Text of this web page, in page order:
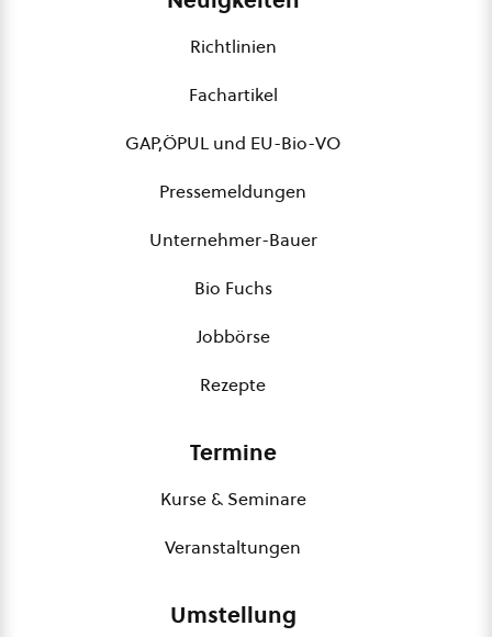
Richtlinien
Fachartikel
GAP,ÖPUL und EU-Bio-VO
Pressemeldungen
Unternehmer-Bauer
Bio Fuchs
Jobbörse
Rezepte
Termine
Kurse & Seminare
Veranstaltungen
Umstellung